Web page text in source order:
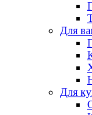
Для
Для